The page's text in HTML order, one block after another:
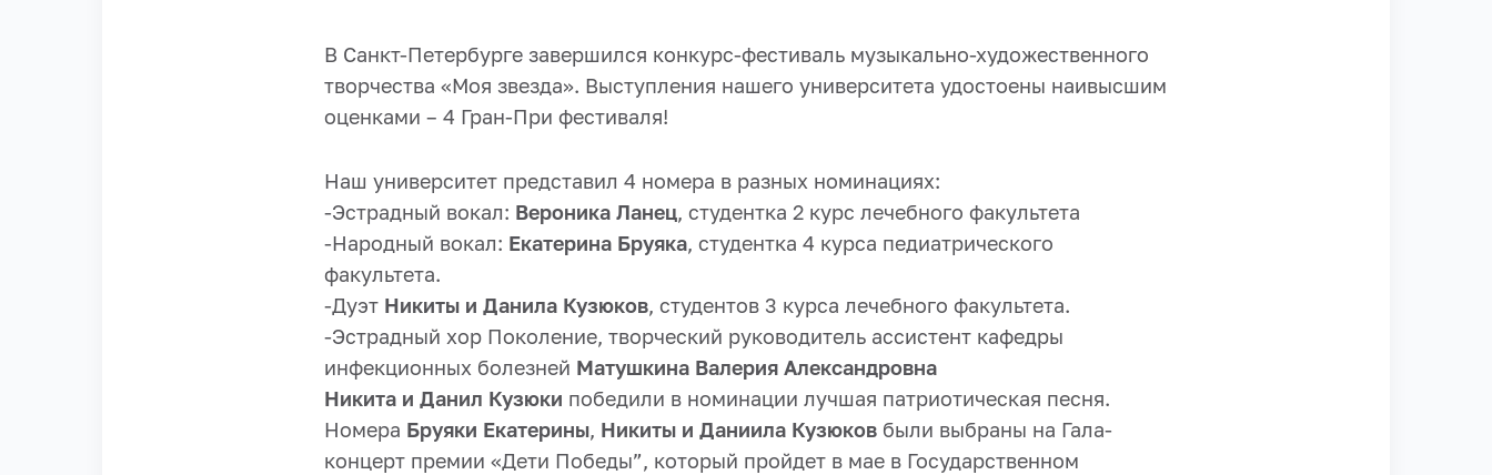
В Санкт-Петербурге завершился конкурс-фестиваль музыкально-художественного
творчества «Моя звезда». Выступления нашего университета удостоены наивысшим
оценками – 4 Гран-При фестиваля!
Наш университет представил 4 номера в разных номинациях:
-Эстрадный вокал: Вероника Ланец, студентка 2 курс лечебного факультета
-Народный вокал: Екатерина Бруяка, студентка 4 курса педиатрического
факультета.
-Дуэт Никиты и Данила Кузюков, студентов 3 курса лечебного факультета.
-Эстрадный хор Поколение, творческий руководитель ассистент кафедры
инфекционных болезней Матушкина Валерия Александровна
Никита и Данил Кузюки победили в номинации лучшая патриотическая песня.
Номера Бруяки Екатерины, Никиты и Даниила Кузюков были выбраны на Гала-
концерт премии «Дети Победы”, который пройдет в мае в Государственном